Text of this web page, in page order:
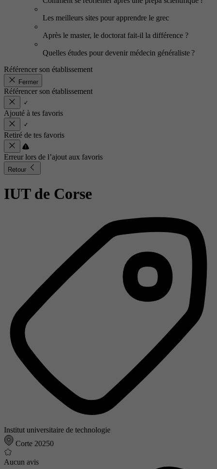
Les meilleurs sites pour apprendre le grec
Après le master, le doctorat fait-il la différence ?
Quelles études pour devenir médecin généraliste ?
Référencer son établissement
Fermer
Référencer son établissement
Ajouté à tes favoris
Retiré de tes favoris
Erreur lors de l’ajout aux favoris
Retour
IUT de Corse
Institut universitaire de technologie
Corte 20250
Aucun avis